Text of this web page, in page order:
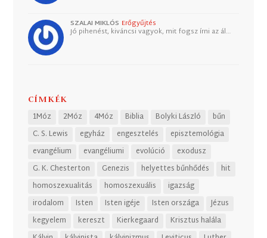
SZALAI MIKLÓS Erőgyűjtés
Jó pihenést, kiváncsi vagyok, mit fogsz írni az ál…
CÍMKÉK
1Móz 2Móz 4Móz Biblia Bolyki László
bűn
C. S. Lewis
egyház engesztelés
episztemológia
evangélium
evangéliumi evolúció
exodusz
G. K. Chesterton
Genezis helyettes bűnhődés
hit
homoszexualitás
homoszexuális
igazság
irodalom
Isten Isten igéje Isten országa
Jézus
kegyelem
kereszt Kierkegaard
Krisztus halála